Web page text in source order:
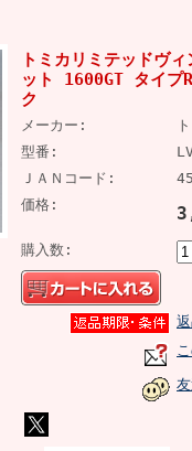
トミカリミテッドヴ
ット 1600GT タイプ
ク
メーカー:
型番:
ＪＡＮコード:
価格:
購入数: